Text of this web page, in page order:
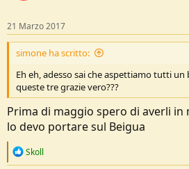
21 Marzo 2017
simone ha scritto:
Eh eh, adesso sai che aspettiamo tutti
queste tre grazie vero???
Prima di maggio spero di averli
lo devo portare sul Beigua
R
Skoll